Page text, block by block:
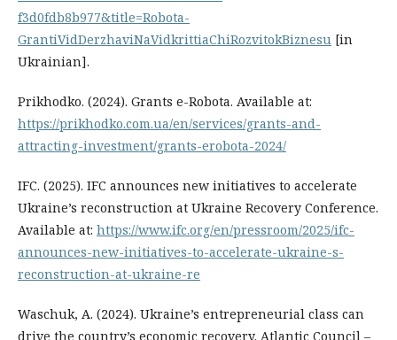
f3d0fdb8b977&title=Robota-
GrantiVidDerzhaviNaVidkrittiaChiRozvitokBiznesu [in
Ukrainian].
Prikhodko. (2024). Grants e-Robota. Available at:
https://prikhodko.com.ua/en/services/grants-and-
attracting-investment/grants-erobota-2024/
IFC. (2025). IFC announces new initiatives to accelerate
Ukraine’s reconstruction at Ukraine Recovery Conference.
Available at: https://www.ifc.org/en/pressroom/2025/ifc-
announces-new-initiatives-to-accelerate-ukraine-s-
reconstruction-at-ukraine-re
Waschuk, A. (2024). Ukraine’s entrepreneurial class can
drive the country’s economic recovery. Atlantic Council –